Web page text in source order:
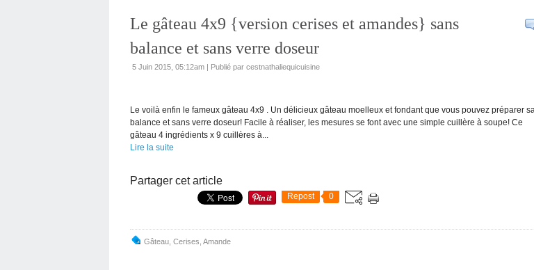
Le gâteau 4x9 {version cerises et amandes} sans
balance et sans verre doseur
5 Juin 2015, 05:12am | Publié par cestnathaliequicuisine
Le voilà enfin le fameux gâteau 4x9 . Un délicieux gâteau moelleux et fondant que vous pouvez préparer
balance et sans verre doseur! Facile à réaliser, les mesures se font avec une simple cuillère à soupe! Ce
gâteau 4 ingrédients x 9 cuillères à...
Lire la suite
Partager cet article
Repost 0
Gâteau Cerises Amande